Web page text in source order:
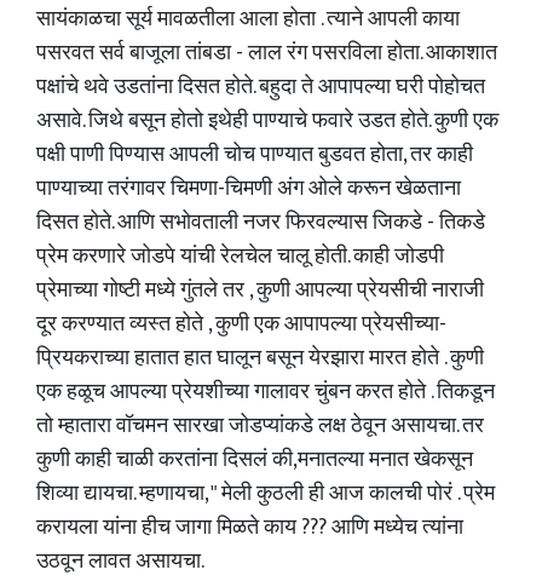
सायंकाळचा सूर्य मावळतीला आला होता . त्याने आपली काया
पसरवत सर्व बाजूला तांबडा - लाल रंग पसरविला होता. आकाशात
पक्षांचे थवे उडतांना दिसत होते. बहुदा ते आपापल्या घरी पोहोचत
असावे. जिथे बसून होतो इथेही पाण्याचे फवारे उडत होते. कुणी एक
पक्षी पाणी पिण्यास आपली चोच पाण्यात बुडवत होता, तर काही
पाण्याच्या तरंगावर चिमणा-चिमणी अंग ओले करून खेळताना
दिसत होते. आणि सभोवताली नजर फिरवल्यास जिकडे - तिकडे
प्रेम करणारे जोडपे यांची रेलचेल चालू होती. काही जोडपी
प्रेमाच्या गोष्टी मध्ये गुंतले तर , कुणी आपल्या प्रेयसीची नाराजी
दूर करण्यात व्यस्त होते , कुणी एक आपापल्या प्रेयसीच्या-
प्रियकराच्या हातात हात घालून बसून येरझारा मारत होते . कुणी
एक हळूच आपल्या प्रेयशीच्या गालावर चुंबन करत होते . तिकडून
तो म्हातारा वॉचमन सारखा जोडप्यांकडे लक्ष ठेवून असायचा. तर
कुणी काही चाळी करतांना दिसलं की,मनातल्या मनात खेकसून
शिव्या द्यायचा. म्हणायचा, " मेली कुठली ही आज कालची पोरं . प्रेम
करायला यांना हीच जागा मिळते काय ??? आणि मध्येच त्यांना
उठवून लावत असायचा.